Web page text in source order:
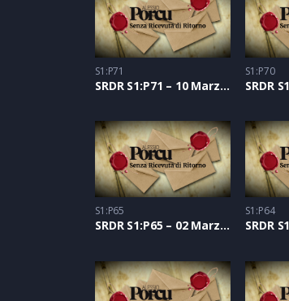
S1:P71
SRDR S1:P71 – 10 Marzo 2021
S1:P70
S1:P65
SRDR S1:P65 – 02 Marzo 2021
S1:P64